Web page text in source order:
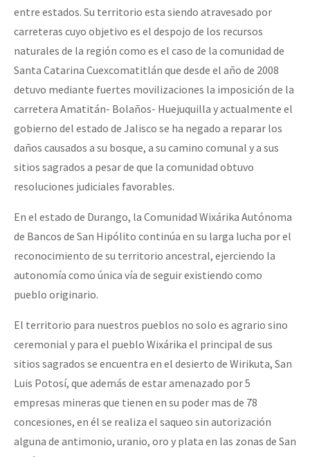
entre estados. Su territorio esta siendo atravesado por
carreteras cuyo objetivo es el despojo de los recursos
naturales de la región como es el caso de la comunidad de
Santa Catarina Cuexcomatitlán que desde el año de 2008
detuvo mediante fuertes movilizaciones la imposición de la
carretera Amatitán- Bolaños- Huejuquilla y actualmente el
gobierno del estado de Jalisco se ha negado a reparar los
daños causados a su bosque, a su camino comunal y a sus
sitios sagrados a pesar de que la comunidad obtuvo
resoluciones judiciales favorables.
En el estado de Durango, la Comunidad Wixárika Autónoma
de Bancos de San Hipólito continúa en su larga lucha por el
reconocimiento de su territorio ancestral, ejerciendo la
autonomía como única vía de seguir existiendo como
pueblo originario.
El territorio para nuestros pueblos no solo es agrario sino
ceremonial y para el pueblo Wixárika el principal de sus
sitios sagrados se encuentra en el desierto de Wirikuta, San
Luis Potosí, que además de estar amenazado por 5
empresas mineras que tienen en su poder mas de 78
concesiones, en él se realiza el saqueo sin autorización
alguna de antimonio, uranio, oro y plata en las zonas de San